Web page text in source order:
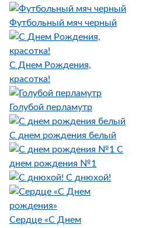
Футбольный мяч черный
С Днем Рождения,
красотка!
Голубой перламутр
С днем рождения белый
С
днем рождения №1
С днюхой!
Сердце «С Днем